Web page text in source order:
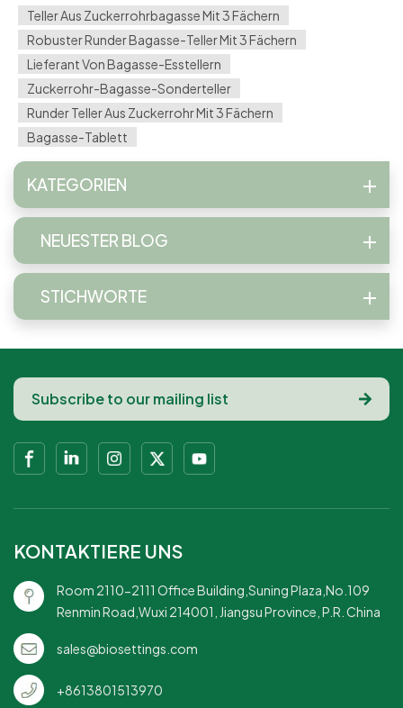
Teller Aus Zuckerrohrbagasse Mit 3 Fächern
Robuster Runder Bagasse-Teller Mit 3 Fächern
Lieferant Von Bagasse-Esstellern
Zuckerrohr-Bagasse-Sonderteller
Runder Teller Aus Zuckerrohr Mit 3 Fächern
Bagasse-Tablett
KATEGORIEN
NEUESTER BLOG
STICHWORTE
KONTAKTIERE UNS
Room 2110-2111 Office Building,Suning Plaza,No.109
Renmin Road,Wuxi 214001, Jiangsu Province, P.R. China
sales@biosettings.com
+8613801513970